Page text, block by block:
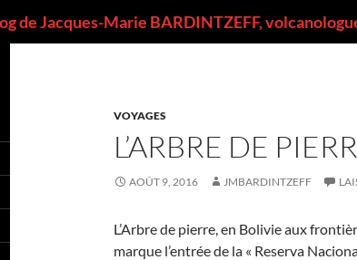
de Jacques-Marie BARDINTZEFF,
VOYAGES
L’ARBRE DE
AOÛT 9, 2016 JMBARDINTZEFF
L’Arbre de pierre, en Bolivie aux
marque l’entrée de la « Reserva